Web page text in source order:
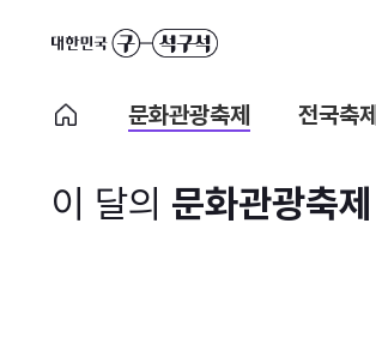
문화관광축제 전국축제
이 달의 문화관광축제